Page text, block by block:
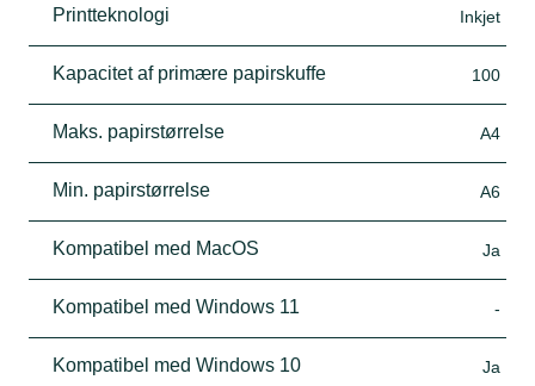
Printteknologi Inkjet
Kapacitet af primære papirskuffe 100
Maks. papirstørrelse A4
Min. papirstørrelse A6
Kompatibel med MacOS Ja
Kompatibel med Windows 11 -
Kompatibel med Windows 10 Ja